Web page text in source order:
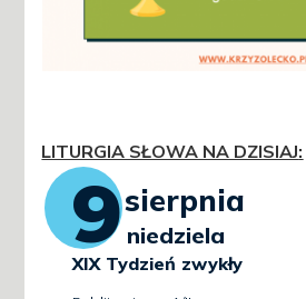
LITURGIA SŁOWA NA DZISIAJ: